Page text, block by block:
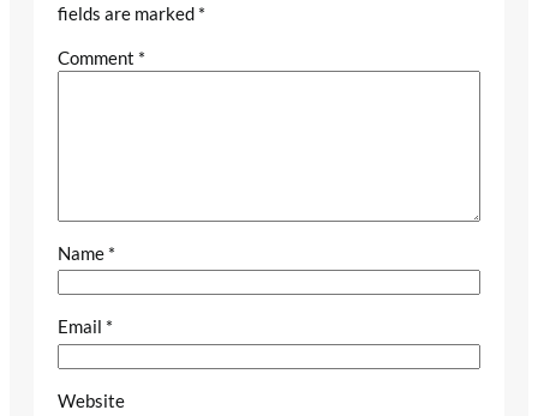
fields are marked *
Comment *
Name *
Email *
Website